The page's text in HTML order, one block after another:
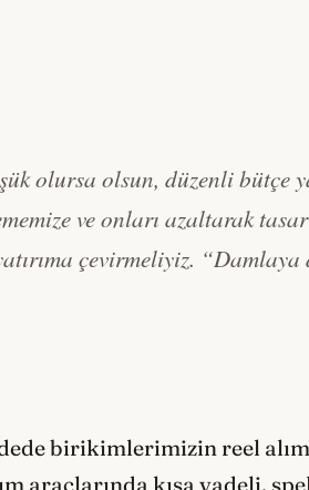
olursa olsun, düzenli bütçe
ve onları azaltarak
çevirmeliyiz.
birikimlerimizin reel
araçlarında kısa vadeli,